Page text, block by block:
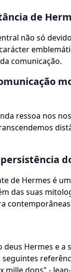
de
não só
comunicação.
ressoa nos
de Hermes é
das suas
deus Hermes e